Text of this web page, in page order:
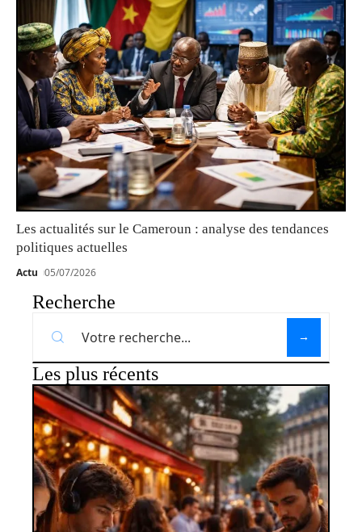
Les actualités sur le Cameroun : analyse des tendances
politiques actuelles
Actu 05/07/2026
Recherche
Les plus récents